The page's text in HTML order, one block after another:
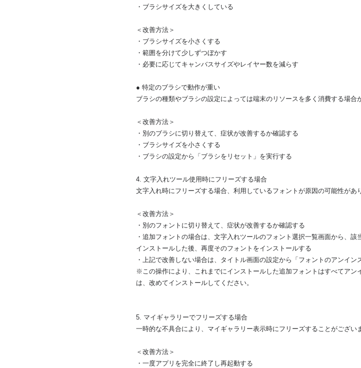
・ブラシサイズを大きくしている
＜改善方法＞
・ブラシサイズを小さくする
・範囲を分けて少しずつぼかす
・必要に応じてキャンバスサイズやレイヤー数を減らす
● 特定のブラシで動作が重い
ブラシの種類やブラシの設定によっては端末のリソースを多く消費する場合
＜改善方法＞
・別のブラシに切り替えて、症状が改善するか確認する
・ブラシサイズを小さくする
・ブラシの設定から「ブラシをリセット」を実行する
4. 文字入れツール使用時にフリーズする場合
文字入れ時にフリーズする場合、利用しているフォントが原因の可能性があ
＜改善方法＞
・別のフォントに切り替えて、症状が改善するか確認する
・追加フォントの場合は、文字入れツールのフォント選択一覧画面から、
インストールした後、再度そのフォントをインストールする
・上記で改善しない場合は、タイトル画面の設定から「フォントのアンイン
※この操作により、これまでにインストールした追加フォントはすべてア
は、改めてインストールしてください。
5. マイギャラリーでフリーズする場合
一時的な不具合により、マイギャラリー表示時にフリーズすることがござい
＜改善方法＞
・一度アプリを完全に終了し再起動する